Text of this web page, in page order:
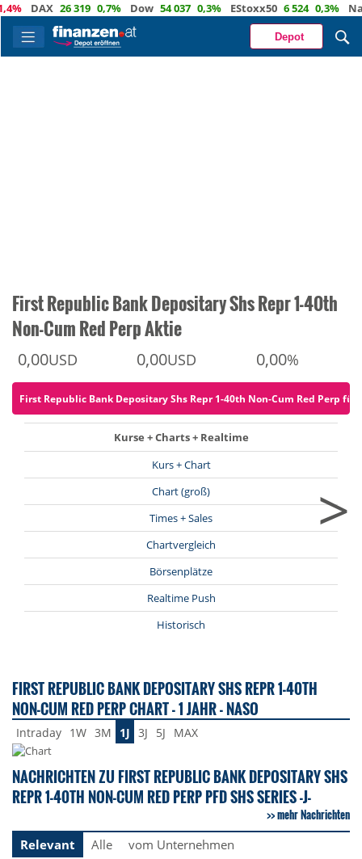
DAX 26 319 0,7% Dow 54 037 0,3% EStoxx50 6 524 0,3%
Depot
First Republic Bank Depositary Shs Repr 1-40th
Non-Cum Red Perp Aktie
0,00USD 0,00USD 0,00%
First Republic Bank Depositary Shs Repr 1-40th Non-Cum Red Perp für
Kurse + Charts + Realtime
Kurs + Chart
Chart (groß)
Times + Sales
Chartvergleich
Börsenplätze
Realtime Push
Historisch
>
FIRST REPUBLIC BANK DEPOSITARY SHS REPR 1-40TH
NON-CUM RED PERP CHART - 1 JAHR - NASO
Intraday 1W 3M 1J 3J 5J MAX
NACHRICHTEN ZU FIRST REPUBLIC BANK DEPOSITARY SHS
REPR 1-40TH NON-CUM RED PERP PFD SHS SERIES -J-
mehr Nachrichten
Relevant
Alle vom Unternehmen